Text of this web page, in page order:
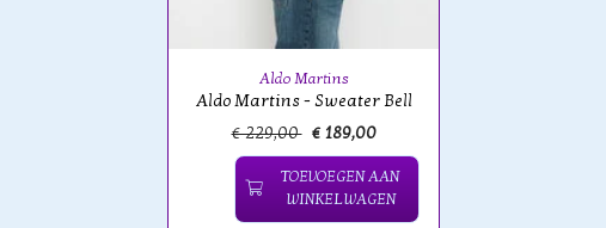
Aldo Martins
Aldo Martins - Sweater Bell
€ 229,00 € 189,00
TOEVOEGEN AAN
WINKELWAGEN